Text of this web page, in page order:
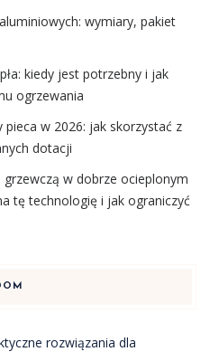
wymiary, pakiet
kiedy jest potrzebny i jak
ogrzewania
w 2026: jak skorzystać z
dotacji
w dobrze ocieplonym
tę technologię i jak ograniczyć
rozwiązania dla